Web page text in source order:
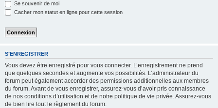
Se souvenir de moi
Cacher mon statut en ligne pour cette session
S’ENREGISTRER
Vous devez être enregistré pour vous connecter. L’enregistrement ne prend
que quelques secondes et augmente vos possibilités. L’administrateur du
forum peut également accorder des permissions additionnelles aux membres
du forum. Avant de vous enregistrer, assurez-vous d’avoir pris connaissance
de nos conditions d’utilisation et de notre politique de vie privée. Assurez-vous
de bien lire tout le règlement du forum.